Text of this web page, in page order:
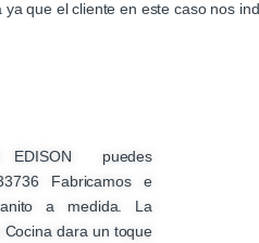
que el cliente en este caso nos
EDISON puedes
Fabricamos e
a medida. La
dara un toque